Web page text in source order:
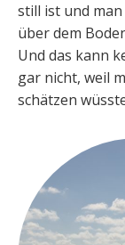
still ist und
über dem
Und das kann
gar nicht, weil
schätzen